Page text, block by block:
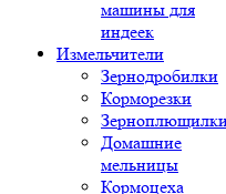
машины для
индеек
Измельчители
Зернодробилки
Корморезки
Домашние
мельницы
Кормоцеха